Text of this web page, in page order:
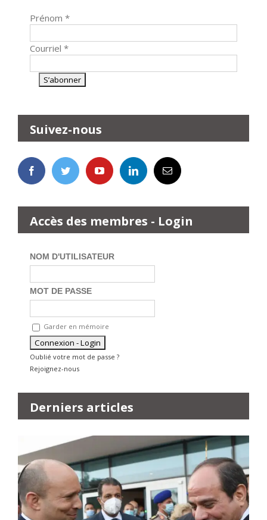
Prénom *
Courriel *
Suivez-nous
Accès des membres - Login
NOM D'UTILISATEUR
MOT DE PASSE
Garder en mémoire
Oublié votre mot de passe ?
Rejoignez-nous
Derniers articles